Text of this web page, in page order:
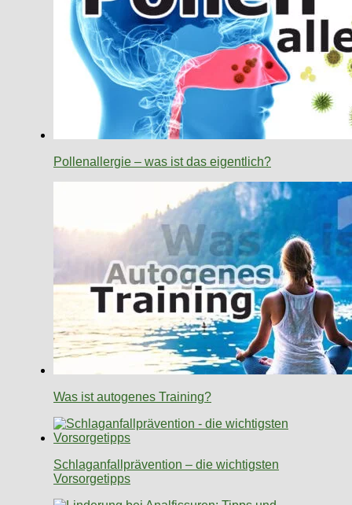
Pollenallergie – was ist das eigentlich?
Was ist autogenes Training?
Schlaganfallprävention – die wichtigsten
Vorsorgetipps